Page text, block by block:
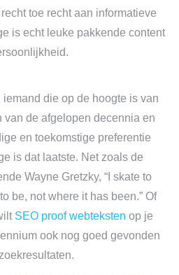
toe recht aan informatieve
is echt leuke pakkende content
die op de hoogte is van
de afgelopen decennia en
en toekomstige preferentie
is dat laatste. Net zoals de
Wayne Gretzky, “I skate to
be, not where it has been.” Of
SEO proof webteksten op je
ook nog goed gevonden